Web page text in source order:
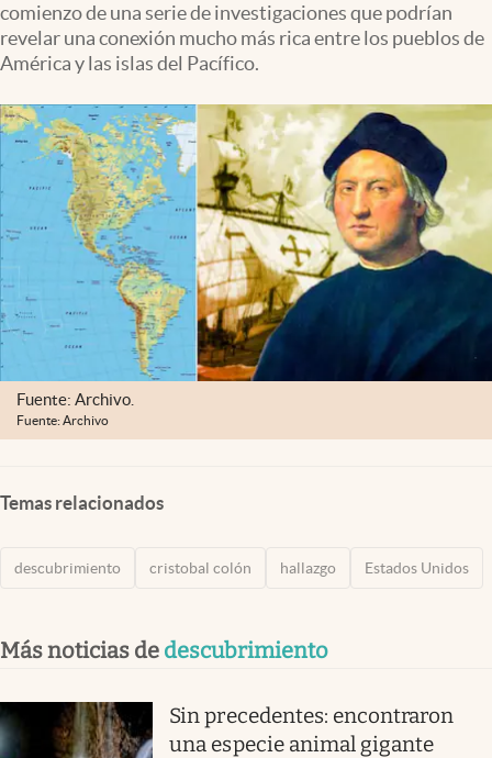
Lifestyle
USA
comienzo de una serie de investigaciones que podrían
revelar una conexión mucho más rica entre los pueblos de
América y las islas del Pacífico.
Fuente: Archivo.
Fuente: Archivo
Temas relacionados
descubrimiento cristobal colón hallazgo Estados Unidos
Más noticias de descubrimiento
Sin precedentes: encontraron
una especie animal gigante